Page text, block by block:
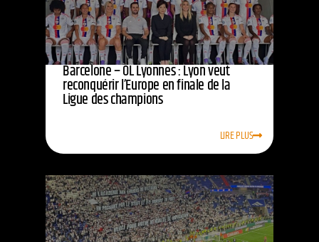
Barcelone – OL Lyonnes : Lyon veut
reconquérir l’Europe en finale de la
Ligue des champions
LIRE PLUS